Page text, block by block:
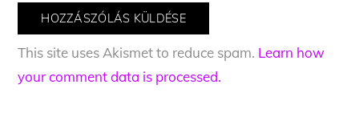
This site uses Akismet to reduce spam. Learn how
your comment data is processed.